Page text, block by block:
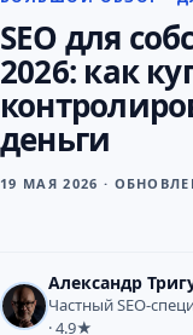
SEO для
2026: как
деньги
19 МАЯ 2026 ·
Александр
Частный SEO-
· 4.9★